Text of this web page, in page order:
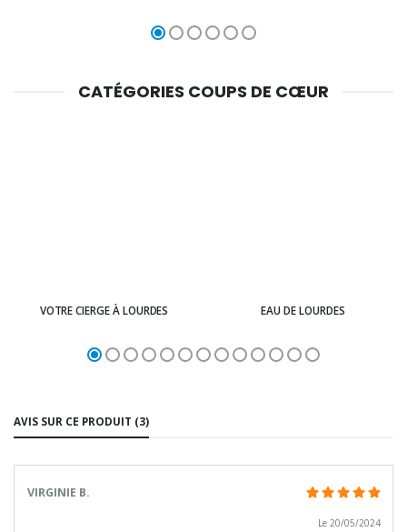
CATÉGORIES COUPS DE CŒUR
VOTRE CIERGE À LOURDES EAU DE LOURDES
AVIS SUR CE PRODUIT (3)
VIRGINIE B.
Le 20/05/2024